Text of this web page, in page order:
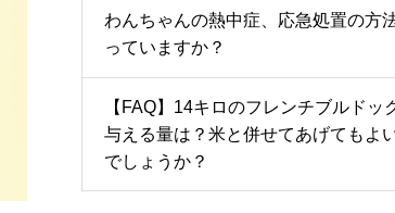
わんちゃんの熱中症、応急処置の方
っていますか？
【FAQ】14キロのフレンチブルドッ
与える量は？米と併せてあげてもよ
でしょうか？